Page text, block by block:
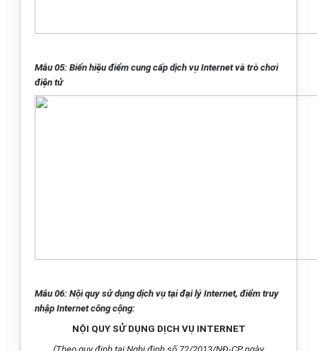
Mẫu 05: Biển hiệu điểm cung cấp dịch vụ Internet và trò chơi
điện tử
Mẫu 06: Nội quy sử dụng dịch vụ tại đại lý Internet, điểm truy
nhập Internet công cộng:
NỘI QUY SỬ DỤNG DỊCH VỤ INTERNET